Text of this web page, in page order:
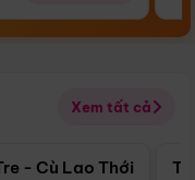
Xem tất cả
Điểm nổi bật
- Cù Lao Thới